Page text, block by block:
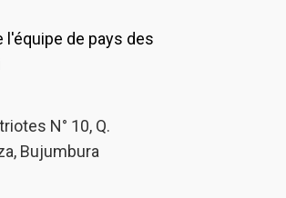
l'équipe de pays des
N° 10, Q.
Bujumbura